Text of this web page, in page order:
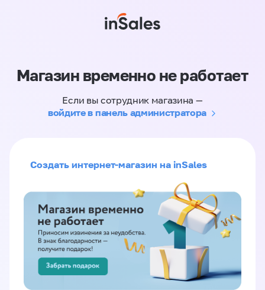
Магазин временно не работает
Если вы сотрудник магазина —
войдите в панель администратора
Создать интернет-магазин на inSales